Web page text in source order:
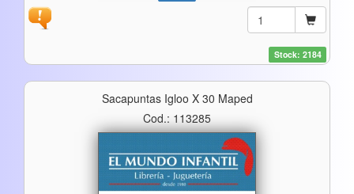
Stock: 2184
Sacapuntas Igloo X 30 Maped
Cod.: 113285